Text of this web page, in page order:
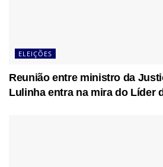
ELEIÇÕES
Reunião entre ministro da
Lulinha entra na mira do Líder